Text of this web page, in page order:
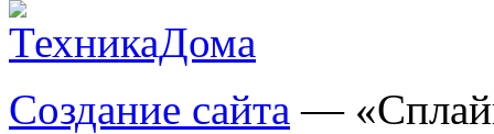
Создание сайта —